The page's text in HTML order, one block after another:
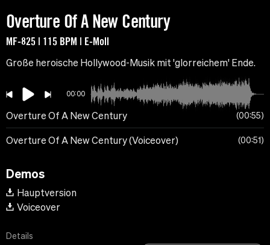
Overture Of A New Century
MF-825 | 115 BPM | E-Moll
Große heroische Hollywood-Musik mit 'glorreichem' Ende.
00:00
Overture Of A New Century 00:55
Overture Of A New Century (Voiceover) 00:51
Demos
Hauptversion
Voiceover
Details